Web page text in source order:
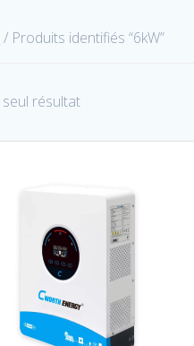
/ Produits identifiés “6kW”
seul résultat